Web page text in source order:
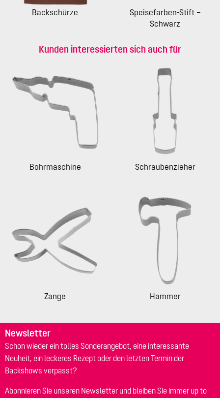
Backschürze
Speisefarben-Stift –
Schwarz
Kunden interessierten sich auch für
Bohrmaschine Schraubenzieher
Zange Hammer
Newsletter
Schon wieder ein tolles Sonderangebot, eine interessante
Neuheit, ein leckeres Rezept oder den letzten Termin der
Backshows verpasst?
Abonnieren Sie unseren Newsletter und bleiben Sie immer up to